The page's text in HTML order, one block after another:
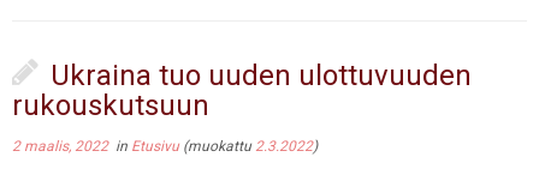
Ukraina tuo uuden ulottuvuuden
rukouskutsuun
2 maalis, 2022in Etusivu (muokattu 2.3.2022)